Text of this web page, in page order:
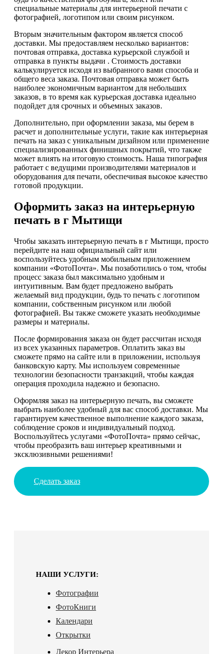
специальные материалы для интерьерной печати с
фотографией, логотипом или своим рисунком.
Вторым значительным фактором является способ
доставки. Мы предоставляем несколько вариантов:
почтовая отправка, доставка курьерской службой и
отправка в пункты выдачи . Стоимость доставки
калькулируется исходя из выбранного вами способа и
общего веса заказа. Почтовая отправка может быть
наиболее экономичным вариантом для небольших
заказов, в то время как курьерская доставка идеально
подойдет для срочных и объемных заказов.
Дополнительно, при оформлении заказа, мы берем в
расчет и дополнительные услуги, такие как интерьерная
печать на заказ с уникальным дизайном или применение
специализированных финишных покрытий, что также
может влиять на итоговую стоимость. Наша типография
работает с ведущими производителями материалов и
оборудования для печати, обеспечивая высокое качество
готовой продукции.
Оформить заказ на интерьерную
печать в г Мытищи
Чтобы заказать интерьерную печать в г Мытищи, просто
перейдите на наш официальный сайт или
воспользуйтесь удобным мобильным приложением
компании «ФотоПочта». Мы позаботились о том, чтобы
процесс заказа был максимально удобным и
интуитивным. Вам будет предложено выбрать
желаемый вид продукции, будь то печать с логотипом
компании, собственным рисунком или любой
фотографией. Вы также сможете указать необходимые
размеры и материалы.
После формирования заказа он будет рассчитан исходя
из всех указанных параметров. Оплатить заказ вы
сможете прямо на сайте или в приложении, используя
банковскую карту. Мы используем современные
технологии безопасности транзакций, чтобы каждая
операция проходила надежно и безопасно.
Оформляя заказ на интерьерную печать, вы сможете
выбрать наиболее удобный для вас способ доставки. Мы
гарантируем качественное выполнение каждого заказа,
соблюдение сроков и индивидуальный подход.
Воспользуйтесь услугами «ФотоПочта» прямо сейчас,
чтобы преобразить ваш интерьер креативными и
эксклюзивными решениями!
Сделать заказ
НАШИ УСЛУГИ:
Фотографии
ФотоКниги
Календари
Открытки
Декор Интерьера